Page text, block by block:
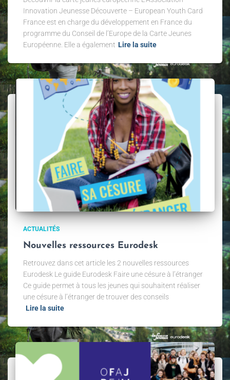
Innovation Jeunesse Découverte – European Youth Card
France est en charge du développement en France du
programme du Conseil de l’Europe de la Carte Jeunes
Européenne. Elle a également Lire la suite
ACTUALITÉS
Nouvelles ressources Eurodesk
Retrouvez dans cet article les 2 nouvelles ressources
Eurodesk Le guide Eurodesk Faire une césure à l’étranger
Ce guide permet à tous les jeunes qui souhaitent réaliser
une césure à l’étranger de trouver des conseils
Lire la suite